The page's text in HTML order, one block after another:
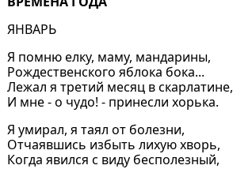
ЯНВАРЬ
Я помню елку, маму, мандарины,
Рождественского яблока бока...
Лежал я третий месяц в скарлатине,
И мне - о чудо! - принесли хорька.
Я умирал, я таял от болезни,
Отчаявшись избыть лихую хворь,
Когда явился с виду бесполезный,